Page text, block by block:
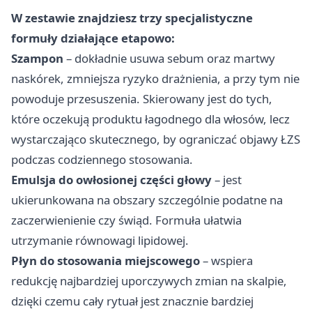
W zestawie znajdziesz trzy specjalistyczne
formuły działające etapowo:
Szampon – dokładnie usuwa sebum oraz martwy
naskórek, zmniejsza ryzyko drażnienia, a przy tym nie
powoduje przesuszenia. Skierowany jest do tych,
które oczekują produktu łagodnego dla włosów, lecz
wystarczająco skutecznego, by ograniczać objawy ŁZS
podczas codziennego stosowania.
Emulsja do owłosionej części głowy– jest
ukierunkowana na obszary szczególnie podatne na
zaczerwienienie czy świąd. Formuła ułatwia
utrzymanie równowagi lipidowej.
Płyn do stosowania miejscowego– wspiera
redukcję najbardziej uporczywych zmian na skalpie,
dzięki czemu cały rytuał jest znacznie bardziej